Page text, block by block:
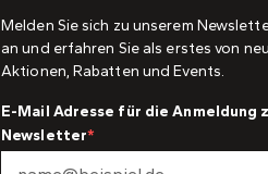
Melden Sie sich zu unserem
an und erfahren Sie als erstes von
Aktionen, Rabatten und Events.
E-Mail Adresse für die Anmeldung
Newsletter